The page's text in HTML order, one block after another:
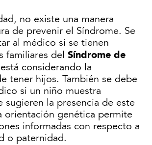
no existe una manera
de prevenir el Síndrome. Se
al médico si se tienen
familiares del Síndrome de
considerando la
tener hijos. También se debe
si un niño muestra
sugieren la presencia de este
orientación genética permite
informadas con respecto a
o paternidad.